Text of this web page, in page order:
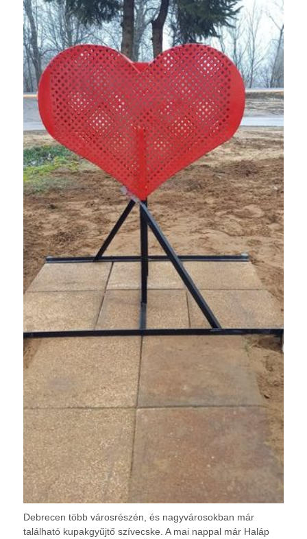
Debrecen több városrészén, és nagyvárosokban már
található kupakgyűjtő szívecske. A mai nappal már Haláp